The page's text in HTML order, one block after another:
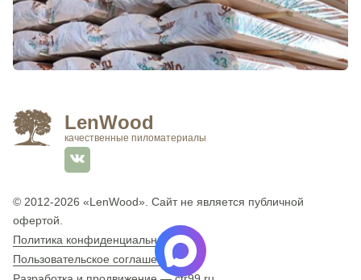
LenWood
качественные пиломатериалы
© 2012-2026 «LenWood» . Сайт не является публичной
офертой.
Политика конфиденциальности
Пользовательское соглашение